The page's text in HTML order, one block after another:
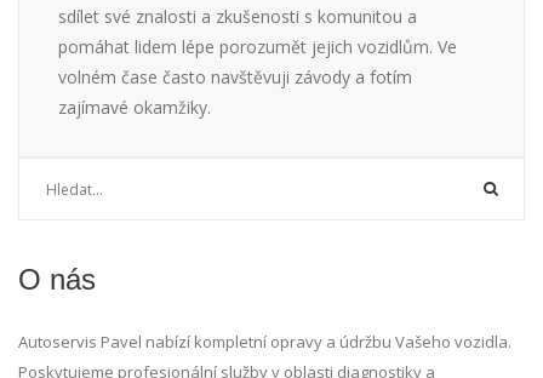
sdílet své znalosti a zkušenosti s komunitou a
pomáhat lidem lépe porozumět jejich vozidlům. Ve
volném čase často navštěvuji závody a fotím
zajímavé okamžiky.
O nás
Autoservis Pavel nabízí kompletní opravy a údržbu Vašeho vozidla.
Poskytujeme profesionální služby v oblasti diagnostiky a